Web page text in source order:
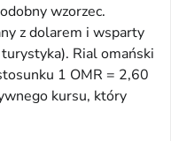
wzorzec.
z dolarem i wsparty
Rial omański
1 OMR = 2,60
kursu, który